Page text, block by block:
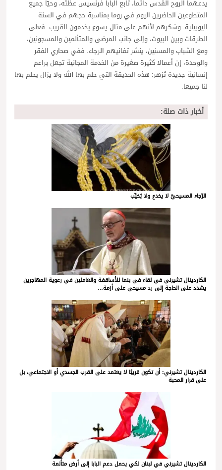
يدعهما الروح القدس دائما، تابع البابا فرنسيس عظته، وحيّا جميع
المتطوعين الحاضرين اليوم في روما بمناسبة حجهم في السنة
اليوبيلية. وشكرهم لأنهم على مثال يسوع يخدمون القريب. فعلى
الطرقات وبين البيوت، وإلى جانب المرضى والمتألمين والمسجونين،
ومع الشباب والمسنين، ينشر تفانيهم الرجاء. ففي صحاري الفقر
والوحدة، إن أعمالا كثيرة صغيرة من الخدمة المجانية تجعل براعم
إنسانية جديدة تُزهر: هذه الحديقة التي حلم بها الله ولا يزال يحلم بها
لنا جميعا.
أخبار ذات صلة:
الرّجاء المسيحيّ لا يخدع ولا يُخيِّب
الكاردينال تشيرني في لقاء في بنما للأساقفة والعاملين في رعوية المهاجرين
يشدد على الحاجة إلى رد مسيحي على أزمة…
الكاردينال تشيرني: أن تكون قريبًا لا يعتمد على القرب الجسدي أو الاجتماعي، بل
على قرار المحبة
الكاردينال تشيرني في لبنان لكي يحمل دعم البابا إلى أرض متألمة